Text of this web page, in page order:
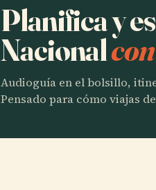
Planifica y
Nacional
Audioguía en el bolsillo,
Pensado para cómo viajas